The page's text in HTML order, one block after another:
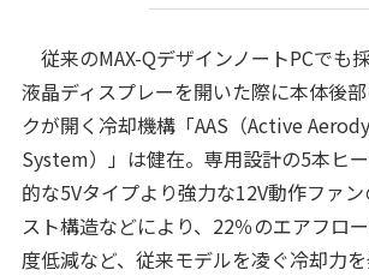
従来のMAX-QデザインノートPCでも
液晶ディスプレーを開いた際に本体後
クが開く冷却機構「AAS（Active
System）」は健在。専用設計の5本ヒ
的な5Vタイプより強力な12V動作ファ
スト構造などにより、22％のエアフロ
度低減など、従来モデルを凌ぐ冷却力